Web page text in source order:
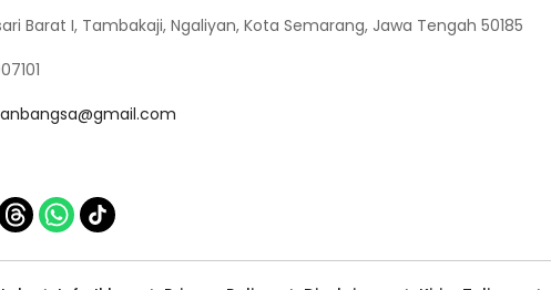
Barat I, Tambakaji, Ngaliyan, Kota Semarang, Jawa Tengah 50185